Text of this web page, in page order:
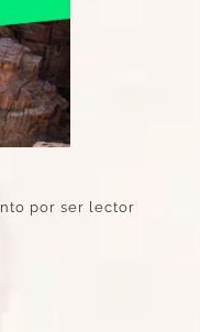
por ser lector